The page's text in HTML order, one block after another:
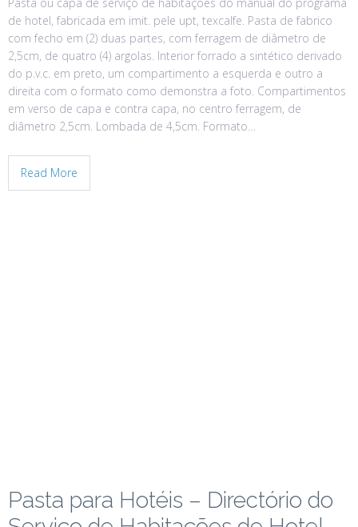
de hotel, fabricada em imit. pele upt, texcalfe. Pasta de fabrico
com fecho em (2) duas partes, com ferragem de diâmetro de
2,5cm, de quatro (4) argolas. Interior forrado a sintético derivado
do p.v.c. em preto, um compartimento a esquerda e outro a
direita com o formato como demonstra a foto. Compartimentos
em verso de capa e contra capa, no centro ferragem, de
diâmetro 2,5cm. Lombada de 4,5cm. Formato…
Read More
Pasta para Hotéis – Directório do